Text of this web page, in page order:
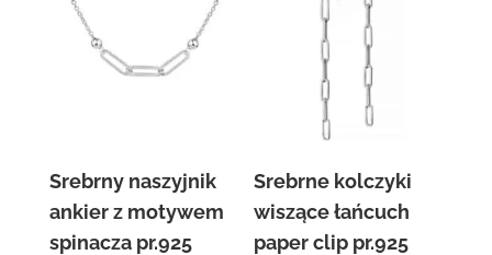
Srebrny naszyjnik
ankier z motywem
spinacza pr.925
Srebrne kolczyki
wiszące łańcuch
paper clip pr.925